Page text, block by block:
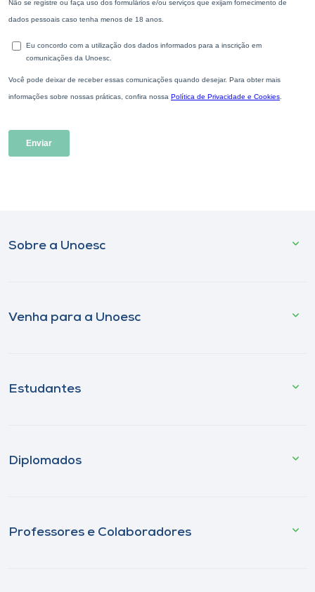
Sobre a Unoesc
Venha para a Unoesc
Estudantes
Diplomados
Professores e Colaboradores